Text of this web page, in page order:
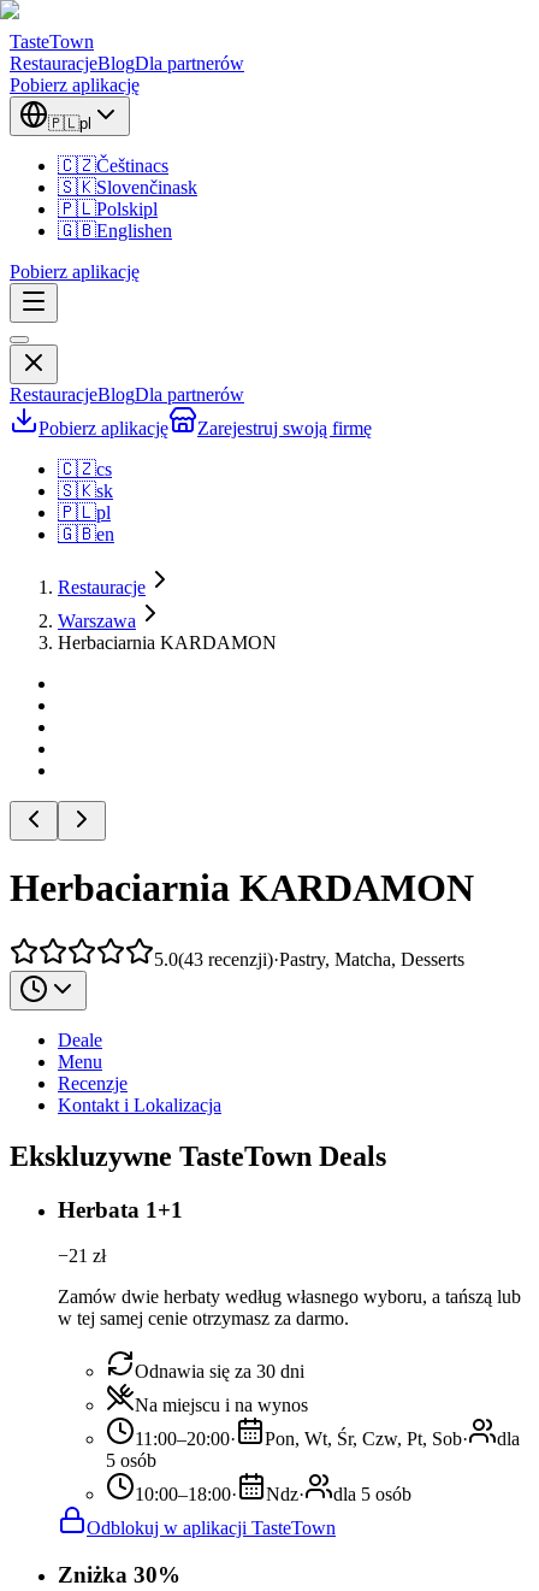
TasteTown
RestauracjeBlogDla partnerów
Pobierz aplikację
🇵🇱pl
🇨🇿Češtinacs
🇸🇰Slovenčinask
🇵🇱Polskipl
🇬🇧Englishen
Pobierz aplikację
RestauracjeBlogDla partnerów
Pobierz aplikację
Zarejestruj swoją firmę
🇨🇿cs
🇸🇰sk
🇵🇱pl
🇬🇧en
Restauracje
Warszawa
Herbaciarnia KARDAMON
Herbaciarnia KARDAMON
5.0(43 recenzji)·Pastry, Matcha, Desserts
Deale
Menu
Recenzje
Kontakt i Lokalizacja
Ekskluzywne TasteTown Deals
Herbata 1+1
−21 zł
Zamów dwie herbaty według własnego wyboru, a tańszą lub
w tej samej cenie otrzymasz za darmo.
Odnawia się za 30 dni
Na miejscu i na wynos
11:00–20:00· Pon, Wt, Śr, Czw, Pt, Sob·
dla
5 osób
10:00–18:00· Ndz·
dla 5 osób
Odblokuj w aplikacji TasteTown
Zniżka 30%